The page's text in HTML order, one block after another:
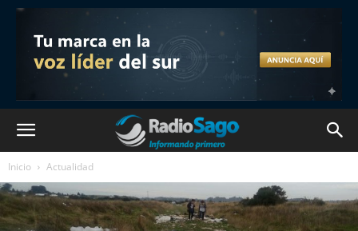
Inicio Actualidad